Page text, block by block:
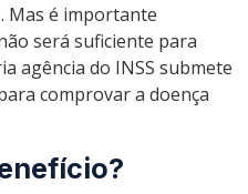
Mas é importante
será suficiente para
agência do INSS submete
comprovar a doença